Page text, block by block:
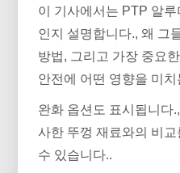
이 기사에서는 PTP 알
인지 설명합니다., 왜 그
방법, 그리고 가장 중요
안전에 어떤 영향을 미
완화 옵션도 표시됩니다
사한 뚜껑 재료와의 비
수 있습니다..